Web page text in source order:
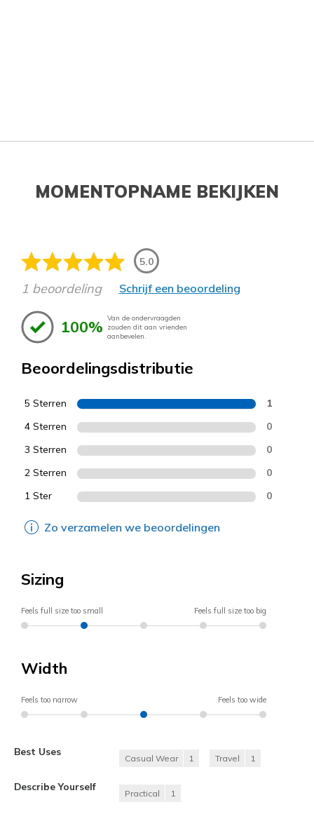
MOMENTOPNAME BEKIJKEN
5.0
1 beoordeling Schrijf een beoordeling
100% Van de ondervraagden
zouden dit aan vrienden
aanbevelen.
Beoordelingsdistributie
5 Sterren 1
4 Sterren 0
3 Sterren 0
2 Sterren 0
1 Ster 0
Zo verzamelen we beoordelingen
Sizing
Feels full size too small Feels full size too big
Width
Feels too narrow Feels too wide
Best Uses
Casual Wear 1 Travel 1
Describe Yourself
Practical 1